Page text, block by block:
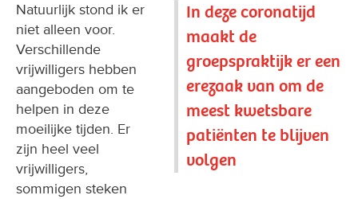
In deze coronatijd
maakt de
groepspraktijk er een
erezaak van om de
meest kwetsbare
patiënten te blijven
volgen
Natuurlijk stond ik er
niet alleen voor.
Verschillende
vrijwilligers hebben
aangeboden om te
helpen in deze
moeilijke tijden. Er
zijn heel veel
vrijwilligers,
sommigen steken